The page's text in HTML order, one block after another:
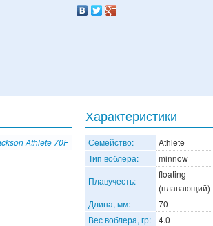
Athlete 70F
Характеристики
Семейство:
Athlete
Тип воблера:
minnow
Плавучесть:
floating
(плавающий)
Длина, мм:
70
Вес воблера, гр:
4.0